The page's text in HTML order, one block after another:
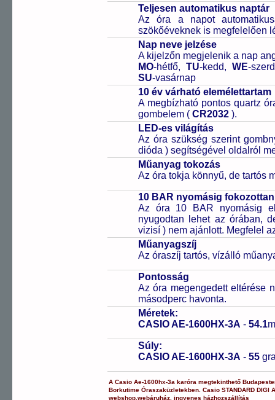
Teljesen automatikus naptár
Az óra a napot
szökőéveknek is megfelelően
Nap neve jelzése
A kijelzőn megjelenik a nap
MO-hétfő,TU-kedd,WE-
SU-vasárnap
10 év várható elemélettartam
A megbízható pontos quartz
gombelem ( CR2032 ).
LED-es világítás
Az óra szükség szerint
dióda ) segítségével oldalról
Műanyag tokozás
Az óra tokja könnyű, de tartós
10 BAR nyomásig
Az óra 10 BAR nyomásig
nyugodtan lehet az órában,
vizisí ) nem ajánlott. Megfelel
Műanyagszíj
Az óraszíj tartós, vízálló
Pontosság
Az óra megengedett eltérése
másodperc havonta.
Méretek:
CASIO AE-1600HX-3A - 54.1
Súly:
CASIO AE-1600HX-3A - 55
ACasio Ae-1600hx-3a karóra megtekinthető
Borkutime Óraszaküzletekben.Casio STANDARD DIGI
webshop ,webáruház ,ingyenes házhozszállítás